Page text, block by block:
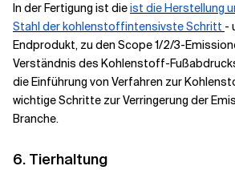
In der Fertigung ist dieist die Herstellung
Stahl der kohlenstoffintensivste Schritt -
Endprodukt, zu den Scope 1/2/3-
Verständnis des Kohlenstoff-
die Einführung von Verfahren zur
wichtige Schritte zur Verringerung der
Branche.
6. Tierhaltung